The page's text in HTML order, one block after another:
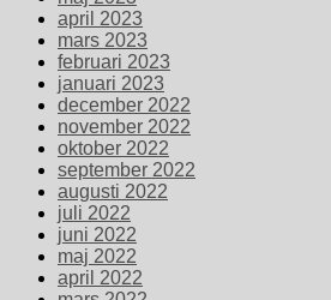
april 2023
mars 2023
februari 2023
januari 2023
december 2022
november 2022
oktober 2022
september 2022
augusti 2022
juli 2022
juni 2022
maj 2022
april 2022